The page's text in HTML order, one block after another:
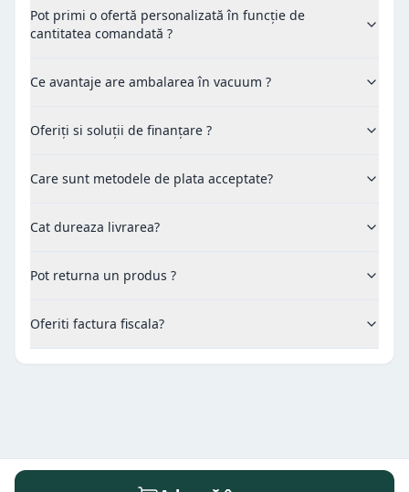
Pot primi o ofertă personalizată în funcție de
cantitatea comandată ?
Ce avantaje are ambalarea în vacuum ?
Oferiți si soluții de finanțare ?
Care sunt metodele de plata acceptate?
Cat dureaza livrarea?
Pot returna un produs ?
Oferiti factura fiscala?